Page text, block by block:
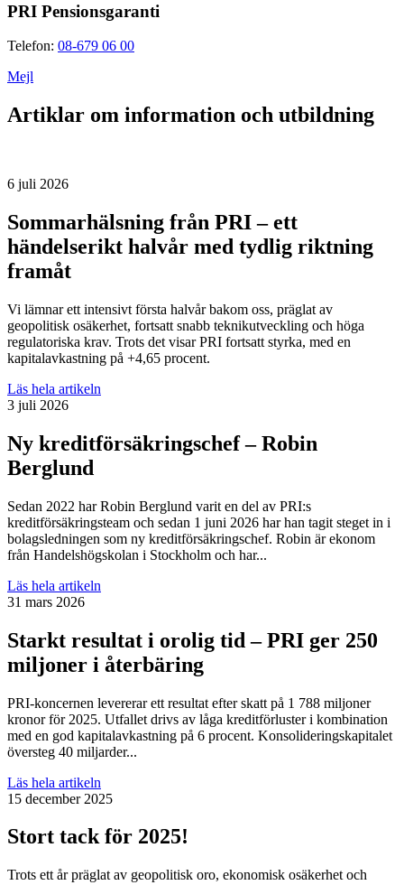
PRI Pensionsgaranti
Telefon: 08-679 06 00
Mejl
Artiklar om information och utbildning
6 juli 2026
Sommarhälsning från PRI – ett
händelserikt halvår med tydlig riktning
framåt
Vi lämnar ett intensivt första halvår bakom oss, präglat av
geopolitisk osäkerhet, fortsatt snabb teknikutveckling och höga
regulatoriska krav. Trots det visar PRI fortsatt styrka, med en
kapitalavkastning på +4,65 procent.
Läs hela artikeln
3 juli 2026
Ny kreditförsäkringschef – Robin
Berglund
Sedan 2022 har Robin Berglund varit en del av PRI:s
kreditförsäkringsteam och sedan 1 juni 2026 har han tagit steget in i
bolagsledningen som ny kreditförsäkringschef. Robin är ekonom
från Handelshögskolan i Stockholm och har...
Läs hela artikeln
31 mars 2026
Starkt resultat i orolig tid – PRI ger 250
miljoner i återbäring
PRI-koncernen levererar ett resultat efter skatt på 1 788 miljoner
kronor för 2025. Utfallet drivs av låga kreditförluster i kombination
med en god kapitalavkastning på 6 procent. Konsolideringskapitalet
översteg 40 miljarder...
Läs hela artikeln
15 december 2025
Stort tack för 2025!
Trots ett år präglat av geopolitisk oro, ekonomisk osäkerhet och